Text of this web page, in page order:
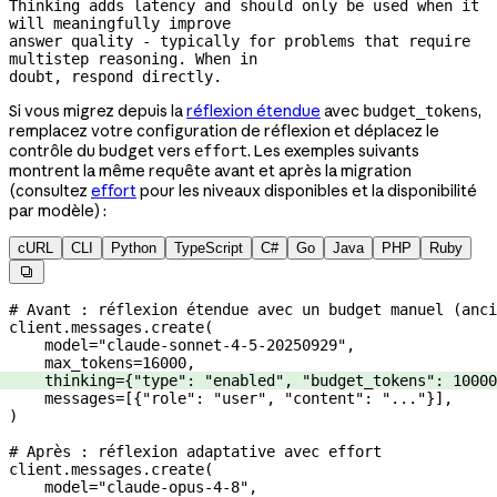
Thinking adds latency and should only be used when it
will meaningfully improve
answer quality - typically for problems that require
multistep reasoning. When in
doubt, respond directly.
Si vous migrez depuis laréflexion étendue avec budget_tokens,
remplacez votre configuration de réflexion et déplacez le
contrôle du budget vers effort. Les exemples suivants
montrent la même requête avant et après la migration
(consultez effortpour les niveaux disponibles et la disponibilité
par modèle) :
cURL CLI Python TypeScript C# Go Java PHP Ruby

# Avant : réflexion étendue avec un budget manuel
client.messages.create(
    model
="claude-sonnet-4-5-20250929" ,
    max_tokens
=16000,
    thinking
={"type" : "enabled" , "budget_tokens" : 10000
    messages
= [{"role" : "user" , "content" : "..."}],
)
# Après : réflexion adaptative avec effort
client.messages.create(
    model
="claude-opus-4-8" ,